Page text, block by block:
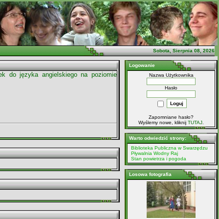
Sobota, Sierpnia 08, 2026
do języka angielskiego na poziomie
Logowanie
Nazwa Użytkownika
Hasło
Zapomniane hasło?
Wyślemy nowe, kliknij TUTAJ
Warto odwiedzić strony:
Biblioteka Publiczna w Swarzędzu
Pływalnia Wodny Raj
Stan powietrza i pogoda
Losowa fotografia